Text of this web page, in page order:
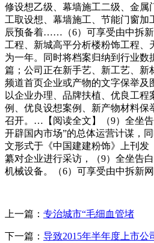
修设想乙级、幕墙施工二级、金
工取设想、幕墙施工、节能门窗加
辰预备着……（6）可享受由中拆新
工程、新城高平分析楼粉饰工程
为一年。同时将档案归纳到行业
篇；公司正在新手艺、新工艺、新
频道首页企业或产物的文字保举及
以企业办理、品牌扶植、优良工
例、优良设想案例、新产物材料
召开。…【阅读全文】（9）全坐
开辟国内市场”的总体运营计谋，
文形式于《中国建建粉饰》上刊
纂对企业进行采访，（9）全坐告
机械设备。（6）可享受由中拆新
上一篇： 专治城市“毛细血管堵
下一篇： 导致2015年半年度上市